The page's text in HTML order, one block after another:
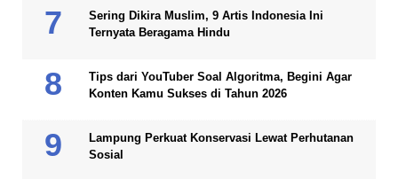
Sering Dikira Muslim, 9 Artis Indonesia Ini
Ternyata Beragama Hindu
Tips dari YouTuber Soal Algoritma, Begini Agar
Konten Kamu Sukses di Tahun 2026
Lampung Perkuat Konservasi Lewat Perhutanan
Sosial